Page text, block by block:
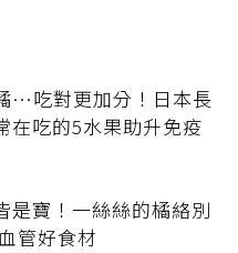
…吃對更加分！日本長
在吃的5水果助升免疫
是寶！一絲絲的橘絡別
管好食材